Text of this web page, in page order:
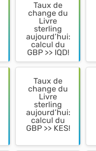
Taux de
change du
Livre
sterling
aujourd’hui:
calcul du
GBP >> IQD!
Taux de
change du
Livre
sterling
aujourd’hui:
calcul du
GBP >> KES!